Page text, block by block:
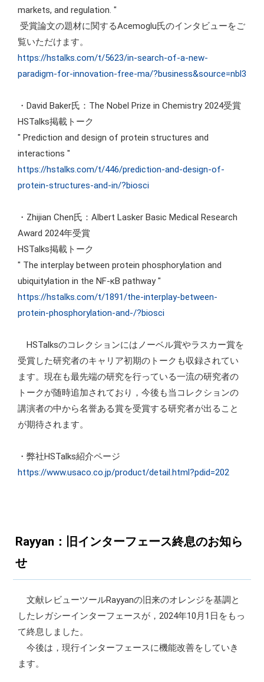
markets, and regulation. "
受賞論文の題材に関するAcemoglu氏のインタビューをご
覧いただけます。
https://hstalks.com/t/5623/in-search-of-a-new-
paradigm-for-innovation-free-ma/?business&source=nbl3
・David Baker氏：The Nobel Prize in Chemistry 2024受賞
HSTalks掲載トーク
" Prediction and design of protein structures and
interactions "
https://hstalks.com/t/446/prediction-and-design-of-
protein-structures-and-in/?biosci
・Zhijian Chen氏：Albert Lasker Basic Medical Research
Award 2024年受賞
HSTalks掲載トーク
" The interplay between protein phosphorylation and
ubiquitylation in the NF-κB pathway "
https://hstalks.com/t/1891/the-interplay-between-
protein-phosphorylation-and-/?biosci
HSTalksのコレクションにはノーベル賞やラスカー賞を
受賞した研究者のキャリア初期のトークも収録されてい
ます。現在も最先端の研究を行っている一流の研究者の
トークが随時追加されており，今後も当コレクションの
講演者の中から名誉ある賞を受賞する研究者が出ること
が期待されます。
・弊社HSTalks紹介ページ
https://www.usaco.co.jp/product/detail.html?pdid=202
Rayyan：旧インターフェース終息のお知ら
せ
文献レビューツールRayyanの旧来のオレンジを基調と
したレガシーインターフェースが，2024年10月1日をもっ
て終息しました。
今後は，現行インターフェースに機能改善をしていき
ます。